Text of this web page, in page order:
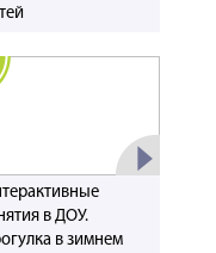
в ДОУ.
в зимнем